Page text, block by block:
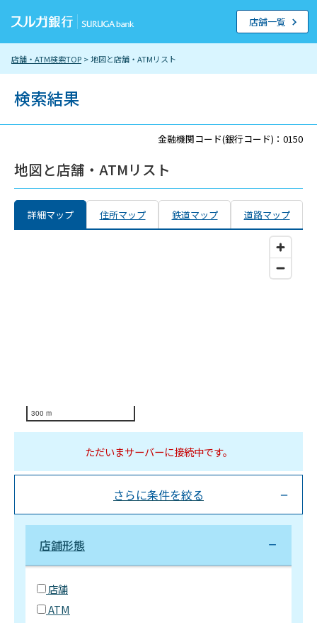
店舗・ATM検索TOP > 地図と店舗・ATMリスト
店舗一覧
検索結果
金融機関コード(銀行コード)：0150
地図と店舗・ATMリスト
詳細マップ 住所マップ 鉄道マップ 道路マップ
300 m
ただいまサーバーに接続中です。
さらに条件を絞る
店舗形態
店舗
ATM